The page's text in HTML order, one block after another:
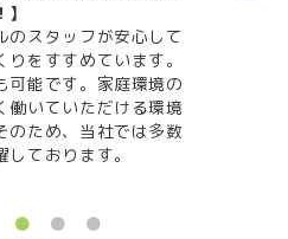
業員が快適に通勤できるよ
設しています。更に、希望
用車を１人１台支給しま
勤に係るガソリンは現物支
リン代金会社負担です。
り支給には条件がありま